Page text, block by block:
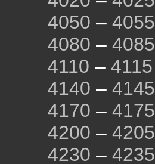
4050 – 4055
4080 – 4085
4110 – 4115
4140 – 4145
4170 – 4175
4200 – 4205
4230 – 4235